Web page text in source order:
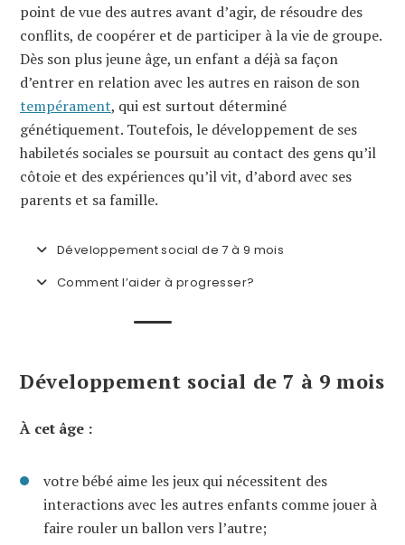
point de vue des autres avant d’agir, de résoudre des
conflits, de coopérer et de participer à la vie de groupe.
Dès son plus jeune âge, un enfant a déjà sa façon
d’entrer en relation avec les autres en raison de son
tempérament, qui est surtout déterminé
génétiquement. Toutefois, le développement de ses
habiletés sociales se poursuit au contact des gens qu’il
côtoie et des expériences qu’il vit, d’abord avec ses
parents et sa famille.
Développement social de 7 à 9 mois
Comment l’aider à progresser?
Développement social de 7 à 9 mois
À cet âge :
votre bébé aime les jeux qui nécessitent des
interactions avec les autres enfants comme jouer à
faire rouler un ballon vers l’autre;